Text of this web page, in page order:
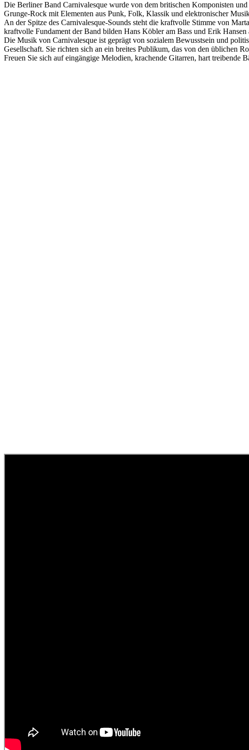
Die Berliner Band Carnivalesque wurde von dem britischen Komponisten
Grunge-Rock mit Elementen aus Punk, Folk, Klassik und elektronischer
An der Spitze des Carnivalesque-Sounds steht die kraftvolle Stimme von
kraftvolle Fundament der Band bilden Hans Köbler am Bass und Erik Hansen
Die Musik von Carnivalesque ist geprägt von sozialem Bewusstsein und
Gesellschaft. Sie richten sich an ein breites Publikum, das von den üblichen
Freuen Sie sich auf eingängige Melodien, krachende Gitarren, hart treibende